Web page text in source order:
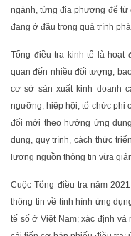
ngành, từng địa phương để
đang ở đâu trong quá trình
Tổng điều tra kinh tế là hoạt
quan đến nhiều đối tượng,
cơ sở sản xuất kinh doanh
ngưỡng, hiệp hội, tổ chức phi
đổi mới theo hướng ứng
dung, quy trình, cách thức
lượng nguồn thông tin vừa
Cuộc Tổng điều tra năm
thông tin về tình hình ứng
tế số ở Việt Nam; xác định